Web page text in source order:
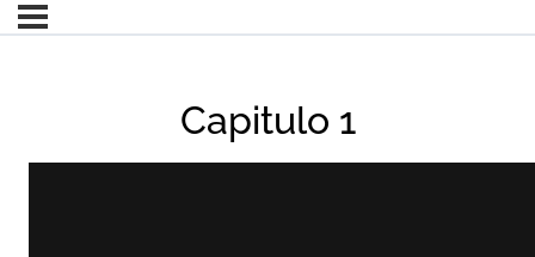
Capitulo 1